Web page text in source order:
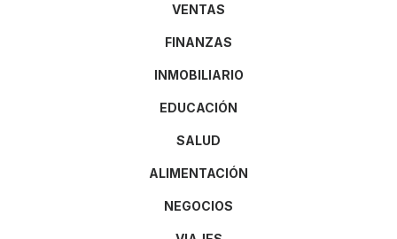
VENTAS
FINANZAS
INMOBILIARIO
EDUCACIÓN
SALUD
ALIMENTACIÓN
NEGOCIOS